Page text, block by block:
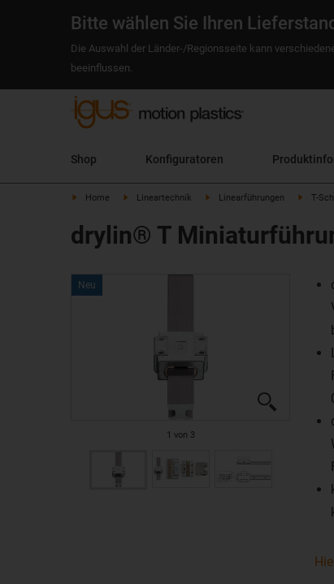
Bitte wählen Sie Ihren
Die Auswahl der Länder-/Regionsseite kann
beeinflussen.
Shop Konfiguratoren
Home Lineartechnik Linearführungen T-
drylin® T
Neu
1 von 3